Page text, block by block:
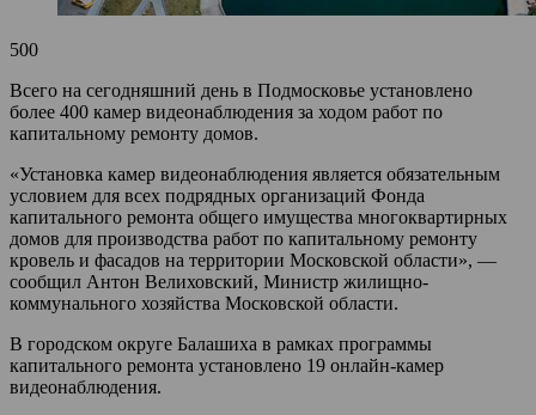
500
Всего на сегодняшний день в Подмосковье установлено
более 400 камер видеонаблюдения за ходом работ по
капитальному ремонту домов.
«Установка камер видеонаблюдения является обязательным
условием для всех подрядных организаций Фонда
капитального ремонта общего имущества многоквартирных
домов для производства работ по капитальному ремонту
кровель и фасадов на территории Московской области», —
сообщил Антон Велиховский, Министр жилищно-
коммунального хозяйства Московской области.
В городском округе Балашиха в рамках программы
капитального ремонта установлено 19 онлайн-камер
видеонаблюдения.